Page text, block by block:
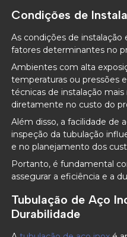
Condições de
As condições de
fatores determinantes no
Ambientes com alta
temperaturas ou pressões
técnicas de instalação
diretamente no custo do
Além disso, a facilidade de
inspeção da tubulação
e no planejamento dos
Portanto, é fundamental
assegurar a eficiência e a
Tubulação de Aço
Durabilidade